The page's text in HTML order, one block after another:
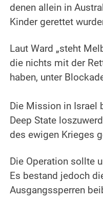
denen allein in
Kinder gerettet
Laut Ward „steht
die nichts mit der
haben, unter
Die Mission in Israel
Deep State
des ewigen Krieges
Die Operation sollte
Es bestand jedoch
Ausgangssperren